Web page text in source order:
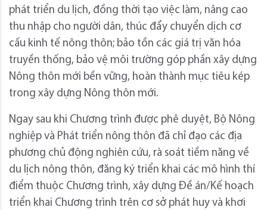
phát triển du lịch, đồng thời tạo việc làm, nâng cao
thu nhập cho người dân, thúc đẩy chuyển dịch cơ
cấu kinh tế nông thôn; bảo tồn các giá trị văn hóa
truyền thống, bảo vệ môi trường góp phần xây dựng
Nông thôn mới bền vững, hoàn thành mục tiêu kép
trong xây dựng Nông thôn mới.
Ngay sau khi Chương trình được phê duyệt, Bộ Nông
nghiệp và Phát triển nông thôn đã chỉ đạo các địa
phương chủ động nghiên cứu, rà soát tiềm năng về
du lịch nông thôn, đăng ký triển khai các mô hình thí
điểm thuộc Chương trình, xây dựng Đề án/Kế hoạch
triển khai Chương trình trên cơ sở phát huy và khơi